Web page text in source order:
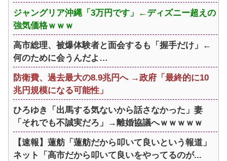
ジャングリア沖縄「3万円です」←ディズニー超えの
強気価格ｗｗｗ
高市総理、被爆体験者と面会するも「握手だけ」←
何のために会うんだよ…
防衛費、過去最大の8.9兆円へ →政府「最終的に10
兆円規模になる可能性」
ひろゆき「出馬する気ないから話さなかった」妻
「それでも不誠実だろ」→離婚協議へｗｗｗｗｗ
【速報】蓮舫「蓮舫だから叩いて良いという報道」
ネット「高市だから叩いて良いをやってるのが...